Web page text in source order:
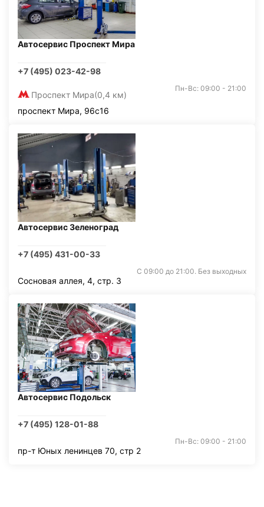
Автосервис Проспект Мира
+7 (495) 023-42-98
Проспект Мира(0,4 км)
Пн-Вс: 09:00 - 21:00
проспект Мира, 96с16
Автосервис Зеленоград
+7 (495) 431-00-33
С 09:00 до 21:00. Без выходных
Сосновая аллея, 4, стр. 3
Автосервис Подольск
+7 (495) 128-01-88
Пн-Вс: 09:00 - 21:00
пр-т Юных ленинцев 70, стр 2